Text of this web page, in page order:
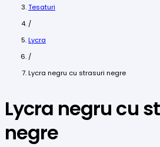
Tesaturi
/
Lycra
/
Lycra negru cu strasuri negre
Lycra negru cu
negre